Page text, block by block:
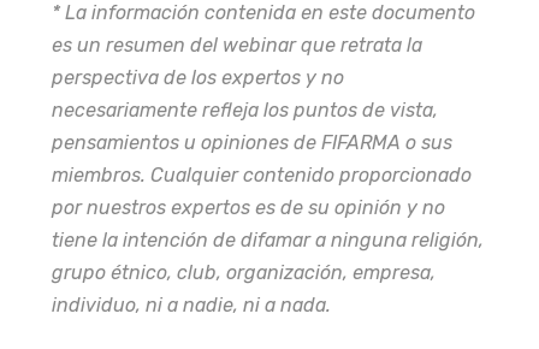
* La información contenida en este documento
es un resumen del webinar que retrata la
perspectiva de los expertos y no
necesariamente refleja los puntos de vista,
pensamientos u opiniones de FIFARMA o sus
miembros. Cualquier contenido proporcionado
por nuestros expertos es de su opinión y no
tiene la intención de difamar a ninguna religión,
grupo étnico, club, organización, empresa,
individuo, ni a nadie, ni a nada.